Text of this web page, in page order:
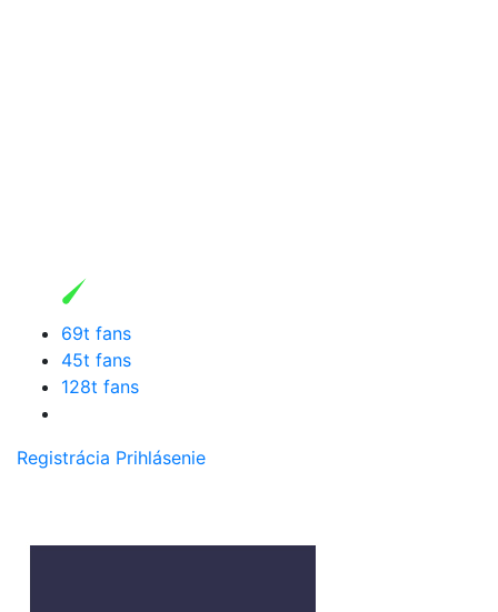
69t fans
45t fans
128t fans
Registrácia Prihlásenie